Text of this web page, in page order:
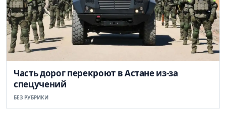
Часть дорог перекроют в Астане из-за
спецучений
БЕЗ РУБРИКИ